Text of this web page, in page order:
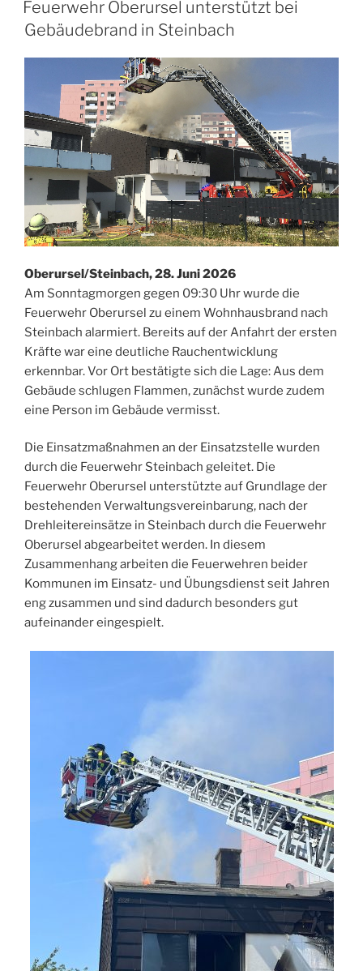
Feuerwehr Oberursel unterstützt bei
Gebäudebrand in Steinbach
Oberursel/Steinbach, 28. Juni 2026
Am Sonntagmorgen gegen 09:30 Uhr wurde die
Feuerwehr Oberursel zu einem Wohnhausbrand nach
Steinbach alarmiert. Bereits auf der Anfahrt der ersten
Kräfte war eine deutliche Rauchentwicklung
erkennbar. Vor Ort bestätigte sich die Lage: Aus dem
Gebäude schlugen Flammen, zunächst wurde zudem
eine Person im Gebäude vermisst.
Die Einsatzmaßnahmen an der Einsatzstelle wurden
durch die Feuerwehr Steinbach geleitet. Die
Feuerwehr Oberursel unterstützte auf Grundlage der
bestehenden Verwaltungsvereinbarung, nach der
Drehleitereinsätze in Steinbach durch die Feuerwehr
Oberursel abgearbeitet werden. In diesem
Zusammenhang arbeiten die Feuerwehren beider
Kommunen im Einsatz- und Übungsdienst seit Jahren
eng zusammen und sind dadurch besonders gut
aufeinander eingespielt.